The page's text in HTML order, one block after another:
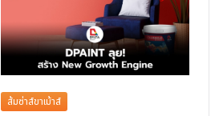
ส้มซ่าส์ขาเม้าส์